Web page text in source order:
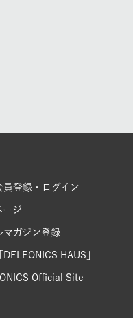
員登録・ログイン
ージ
マガジン登録
DELFONICS HAUS」
Official Site